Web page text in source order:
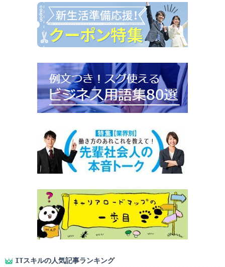
ITスキルの人気記事ランキング